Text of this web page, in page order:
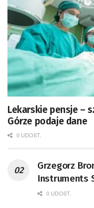
Lekarskie pensje –
Górze podaje dane
0 UDOST.
Grzegorz
Instruments S.A. Fizyk,
pracownik
0 UDOST.